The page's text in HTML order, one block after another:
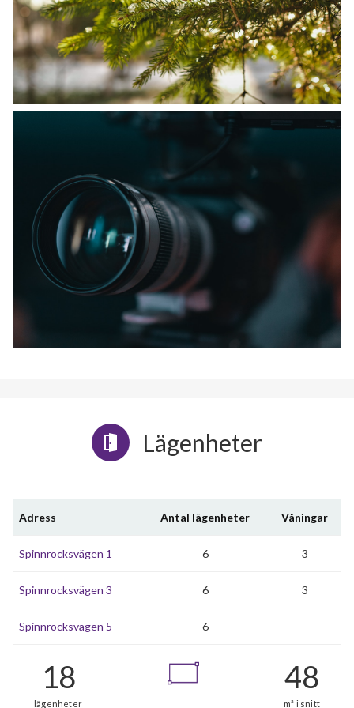
Lägenheter
Adress Antal lägenheter Våningar
Spinnrocksvägen 1 6 3
Spinnrocksvägen 3 6 3
Spinnrocksvägen 5 6 -